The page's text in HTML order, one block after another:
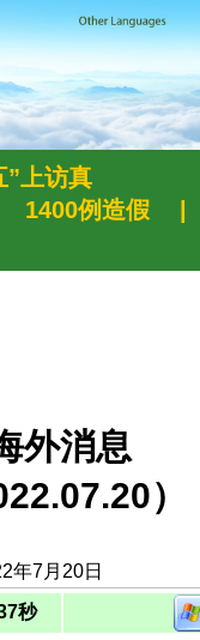
”上访真
1400例造假
外消息
）
年7月20日
秒